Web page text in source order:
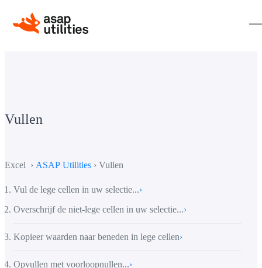
Vullen
Excel › ASAP Utilities › Vullen
Vul de lege cellen in uw selectie...›
Overschrijf de niet-lege cellen in uw selectie...›
Kopieer waarden naar beneden in lege cellen›
Opvullen met voorloopnullen...›